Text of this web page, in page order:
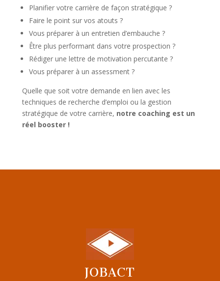
Planifier votre carrière de façon stratégique ?
Faire le point sur vos atouts ?
Vous préparer à un entretien d’embauche ?
Être plus performant dans votre prospection ?
Rédiger une lettre de motivation percutante ?
Vous préparer à un assessment ?
Quelle que soit votre demande en lien avec les
techniques de recherche d’emploi ou la gestion
stratégique de votre carrière, notre coaching est un
réel booster !
JOBACT